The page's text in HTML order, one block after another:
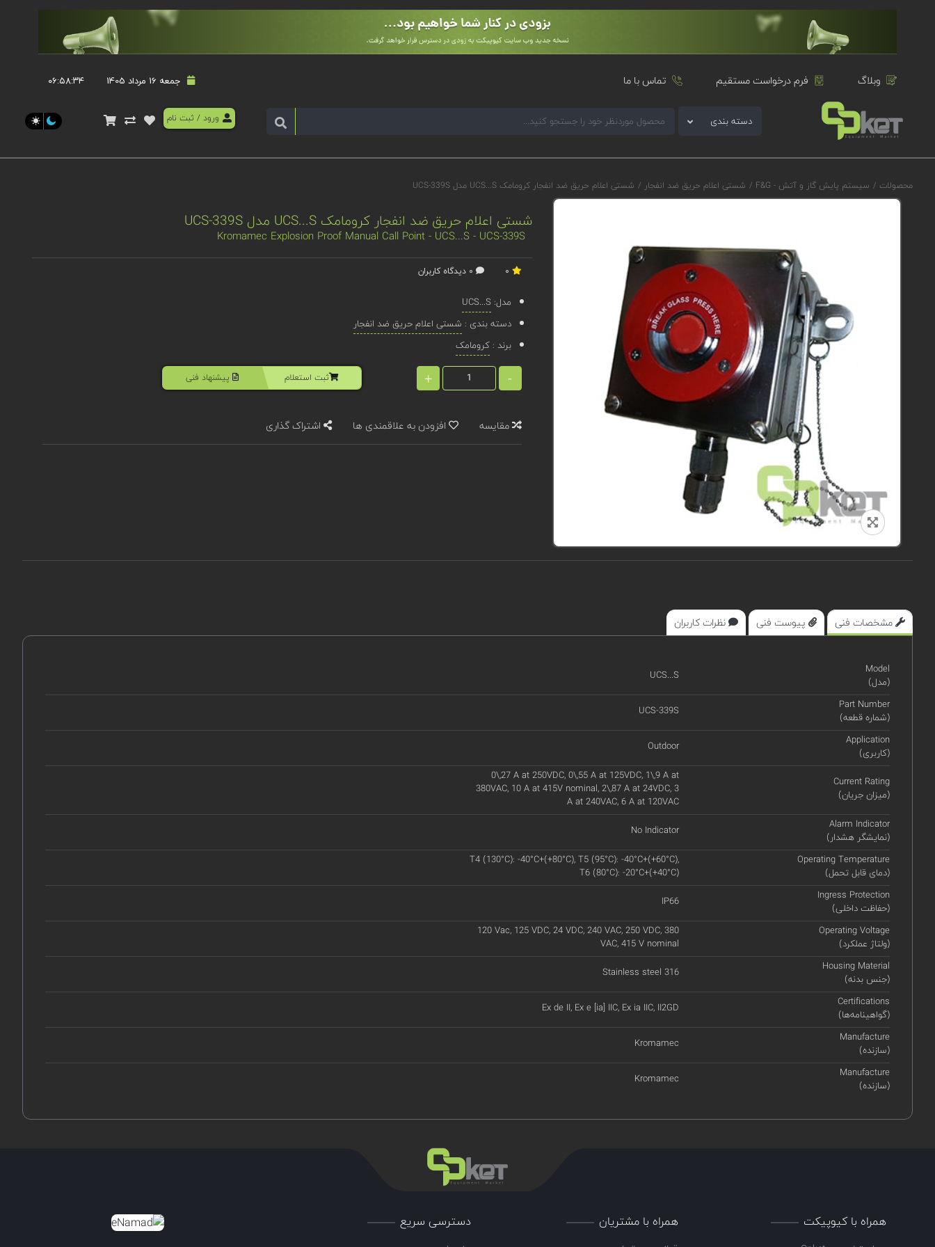
وبلاگ فرم درخواست مستقیم تماس با ما جمعه 16 مرداد 1405 ۰۶:۵۸:۳۴
دسته بندی ورود / ثبت نام
محصولات / سیستم پایش گاز و آتش - F&G / شستی اعلام حریق ضد انفجار / شستی اعلام حریق ضد انفجار کرومامک UCS...S مدل UCS-339S
شستی اعلام حریق ضد انفجار کرومامک UCS...S مدل UCS-339S
Kromamec Explosion Proof Manual Call Point - UCS...S - UCS-339S
مدل: UCS...S
دسته بندی : شستی اعلام حریق ضد انفجار
برند :کرومامک
-
+ ثبت استعلام پیشنهاد فنی
مقایسه افزودن به علاقمندی ها اشتراک گذاری
مشخصات فنی پیوست فنی نظرات کاربران
Model
(مدل)
UCS...S
Part Number
(شماره قطعه)
UCS-339S
Application
(کاربری)
Outdoor
Current Rating
(میزان جریان)
0\,27 A at 250VDC, 0\,55 A at 125VDC, 1\,9 A at
380VAC, 10 A at 415V nominal, 2\,87 A at 24VDC, 3
A at 240VAC, 6 A at 120VAC
Alarm Indicator
(نمایشگر هشدار)
No Indicator
Operating Temperature
(دمای قابل تحمل)
T4 (130°C): -40°C+(+80°C), T5 (95°C): -40°C+(+60°C),
T6 (80°C): -20°C+(+40°C)
Ingress Protection
(حفاظت داخلی)
IP66
Operating Voltage
(ولتاژ عملکرد)
120 Vac, 125 VDC, 24 VDC, 240 VAC, 250 VDC, 380
VAC, 415 V nominal
Housing Material
(جنس بدنه)
Stainless steel 316
Certifications
(گواهینامه‌ها)
Ex de II, Ex e [ia] IIC, Ex ia IIC, II2GD
Manufacture
(سازنده)
Kromamec
Manufacture
(سازنده)
Kromamec
همراه با کیوپیکت همراه با مشتریان دسترسی سریع